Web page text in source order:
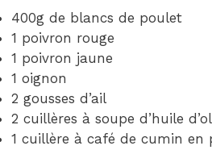
400g de blancs de poulet
1 poivron rouge
1 poivron jaune
1 oignon
2 gousses d’ail
2 cuillères à soupe d’huile
1 cuillère à café de cumin en